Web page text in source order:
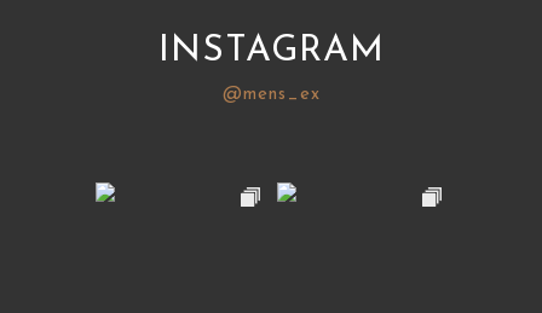
INSTAGRAM
@mens_ex